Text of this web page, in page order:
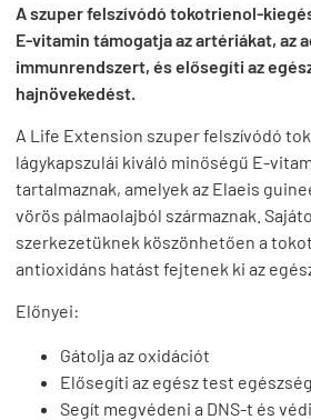
A szuper felszívódó tokotrienol-
E-vitamin támogatja az artériákat, az
immunrendszert, és elősegíti az
hajnövekedést.
A Life Extension szuper felszívódó
lágykapszulái kiváló minőségű E-
tartalmaznak, amelyek az Elaeis
vörös pálmaolajból származnak.
szerkezetüknek köszönhetően a
antioxidáns hatást fejtenek ki az
Előnyei:
Gátolja az oxidációt
Elősegíti az egész test
Segít megvédeni a DNS-t és